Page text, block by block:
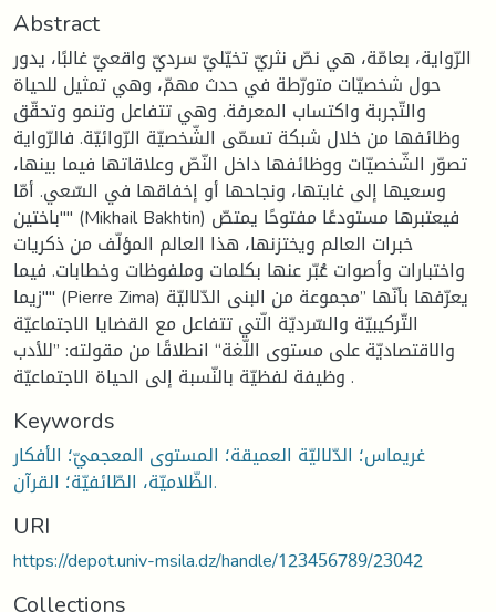
Abstract
الرّواية، بعامّة، هي نصّ نثريّ تخيّليّ سرديّ واقعيّ غالبًا، يدور
حول شخصيّات متورّطة في حدث مهمّ، وهي تمثيل للحياة
والتّجربة واكتساب المعرفة. وهي تتفاعل وتنمو وتحقّق
وظائفها من خلال شبكة تسمّى الشّخصيّة الرّوائيّة. فالرّواية
تصوّر الشّخصيّات ووظائفها داخل النّصّ وعلاقاتها فيما بينها،
وسعيها إلى غايتها، ونجاحها أو إخفاقها في السّعي. أمّا
"باختين" (Mikhail Bakhtin) فيعتبرها مستودعًا مفتوحًا يمتصّ
خبرات العالم ويختزنها، هذا العالم المؤلّف من ذكريات
واختبارات وأصوات عُبّر عنها بكلمات وملفوظات وخطابات. فيما
"زيما" (Pierre Zima) يعرّفها بأنّها ”مجموعة من البنى الدّلاليّة
التّركيبيّة والسّرديّة الّتي تتفاعل مع القضايا الاجتماعيّة
والاقتصاديّة على مستوى اللّغة“ انطلاقًا من مقولته: ”للأدب
وظيفة لفظيّة بالنّسبة إلى الحياة الاجتماعيّة .
Keywords
غريماس؛ الدّلاليّة العميقة؛ المستوى المعجميّ؛ الأفكار
الظّلاميّة، الطّائفيّة؛ القرآن.
URI
https://depot.univ-msila.dz/handle/123456789/23042